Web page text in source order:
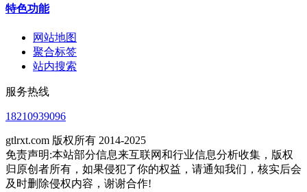
特色功能
网站地图
聚合标签
站内搜索
服务热线
18210939096
gtlrxt.com 版权所有 2014-2025
免责声明:本站部分信息来互联网和行业信息分析收集，版权
归原创者所有，如果侵犯了你的权益，请通知我们，核实后会
及时删除侵权内容，谢谢合作!